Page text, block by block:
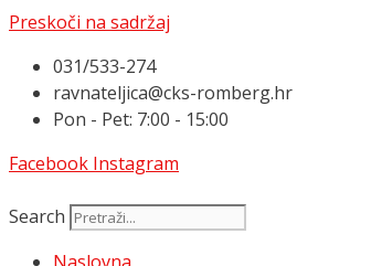
Preskoči na sadržaj
031/533-274
ravnateljica@cks-romberg.hr
Pon - Pet: 7:00 - 15:00
Facebook Instagram
Search